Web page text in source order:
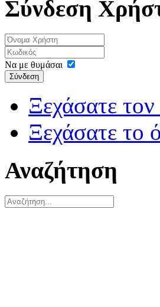
Σύνδεση
Να με θυμάσαι
Σύνδεση
Ξεχάσατε
Ξεχάσατε το
Αναζήτηση